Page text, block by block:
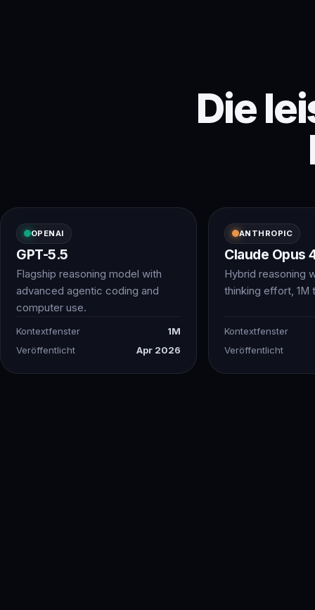
Die
OPENAI
GPT-5.5
Flagship reasoning model with
advanced agentic coding and
computer use.
Kontextfenster
1M
Veröffentlicht
Apr 2026
ANTHROPIC
Claude Opus
Hybrid reasoning
thinking effort, 1M
Kontextfenster
Veröffentlicht